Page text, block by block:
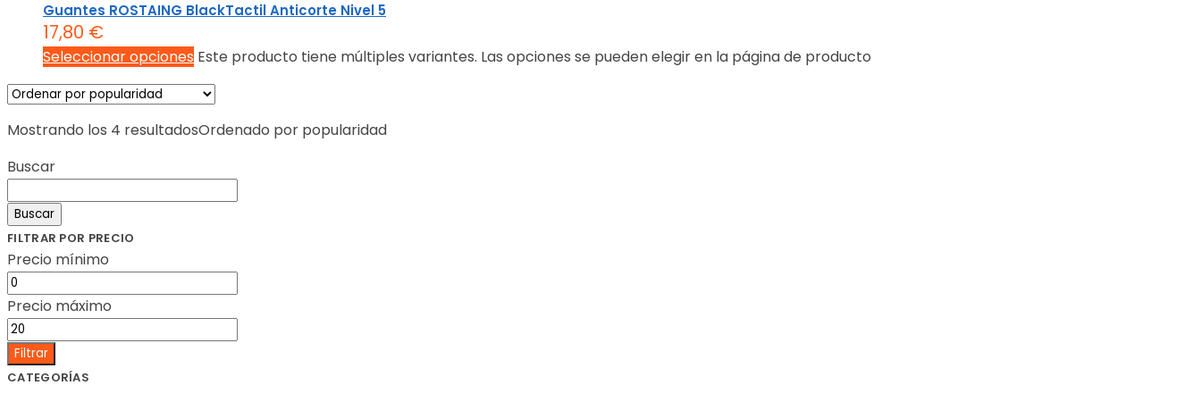
Guantes ROSTAING BlackTactil Anticorte Nivel 5
17,80 €
Seleccionar opciones Este producto tiene múltiples variantes. Las opciones se pueden elegir en la página de producto
Mostrando los 4 resultadosOrdenado por popularidad
Buscar
Buscar
FILTRAR POR PRECIO
Precio mínimo
Precio máximo
Filtrar
CATEGORÍAS